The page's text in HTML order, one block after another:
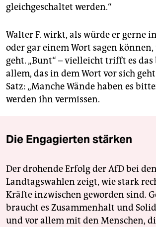
gleichgeschaltet werden.“
Walter F. wirkt, als würde er gerne
oder gar einem Wort sagen können,
geht. „Bunt“ – vielleicht trifft es
allem, das in dem Wort vor sich
Satz: „Manche Wände haben es
werden ihn vermissen.
Die Engagierten stärken
Der drohende Erfolg der AfD bei
Landtagswahlen zeigt, wie stark
Kräfte inzwischen geworden sind.
braucht es Zusammenhalt und
und vor allem mit den Menschen,